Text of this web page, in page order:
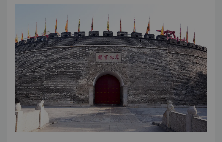
已有2340年的历史，从6.67公顷逐渐扩大到200多公顷。
围绕墓地的墙体包围着10000多座墓穴以及42000多棵树
木。此外，墓穴均为石头建筑，石碑上可有相应的墓志铭。
尼山圣境
尼山圣境为“文化休闲度假胜地”,集文化体验、休闲旅游、生态
旅游、休闲度假于一体。2018年央视中秋晚会主会场便搭建
于此。距酒店约10公里。
孔子博物馆
孔子博物馆是为了纪念孔子、集中展示孔子思想学说、传播弘
扬以儒家文化为代表的优秀传统文化而建设的博物馆，其拥有
各类馆藏文物70万余件，与“三孔”世界遗产遥相呼应。距酒店
2.2公⾥。